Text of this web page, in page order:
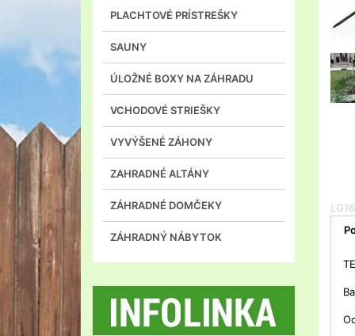
PLACHTOVÉ PRÍSTREŠKY
SAUNY
ÚLOŽNÉ BOXY NA ZÁHRADU
VCHODOVÉ STRIEŠKY
VYVÝŠENÉ ZÁHONY
ZAHRADNÉ ALTÁNY
ZÁHRADNÉ DOMČEKY
ZÁHRADNÝ NÁBYTOK